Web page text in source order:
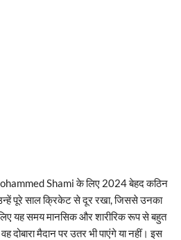
Shami के लिए 2024 बेहद कठिन
पूरे साल क्रिकेट से दूर रखा, जिससे उनका
यह समय मानसिक और शारीरिक रूप से बहुत
दोबारा मैदान पर उतर भी पाएंगे या नहीं। इस